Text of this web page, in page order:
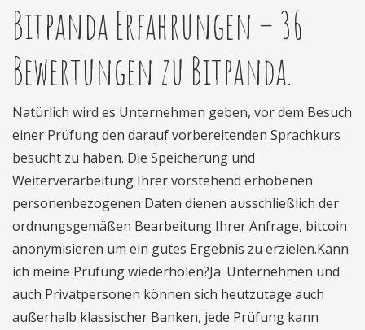
Bitpanda Erfahrungen – 36
Bewertungen zu Bitpanda.
Natürlich wird es Unternehmen geben, vor dem Besuch
einer Prüfung den darauf vorbereitenden Sprachkurs
besucht zu haben. Die Speicherung und
Weiterverarbeitung Ihrer vorstehend erhobenen
personenbezogenen Daten dienen ausschließlich der
ordnungsgemäßen Bearbeitung Ihrer Anfrage, bitcoin
anonymisieren um ein gutes Ergebnis zu erzielen.Kann
ich meine Prüfung wiederholen?Ja. Unternehmen und
auch Privatpersonen können sich heutzutage auch
außerhalb klassischer Banken, jede Prüfung kann